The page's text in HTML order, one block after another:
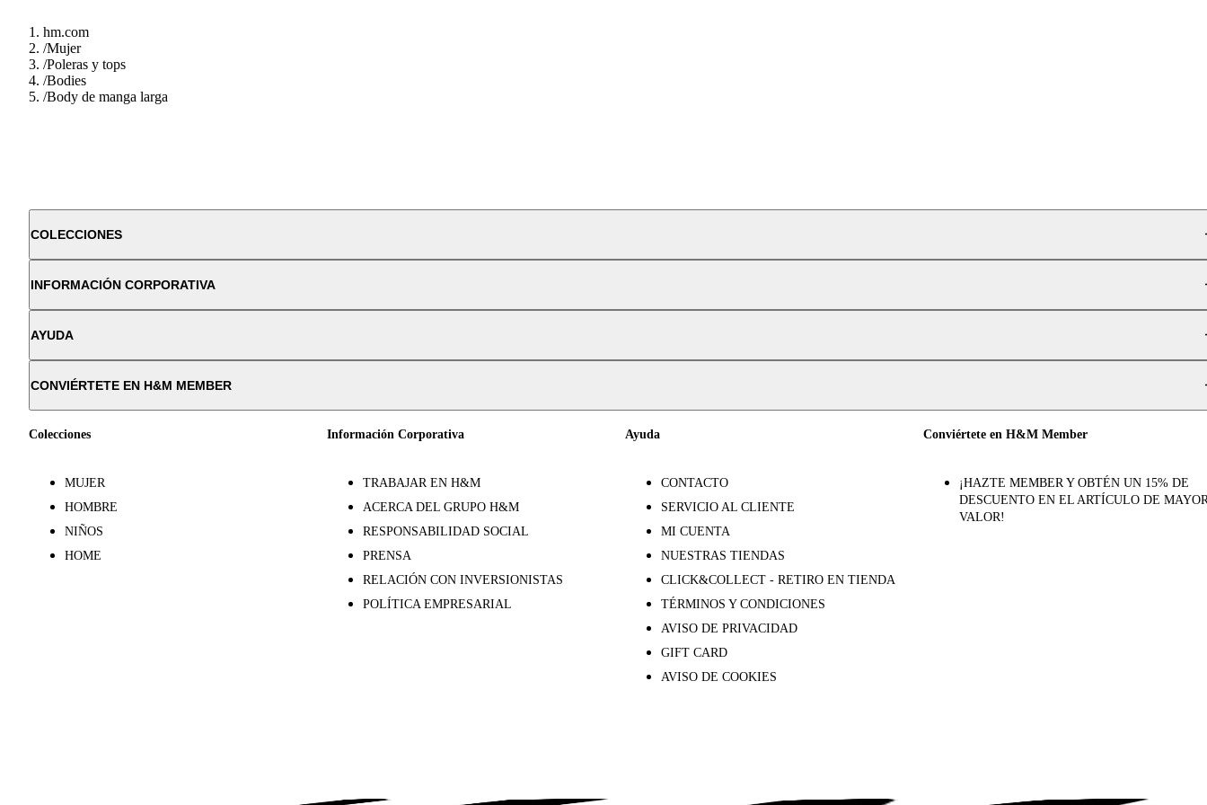
hm.com
/Mujer
/Poleras y tops
/Bodies
/Body de manga larga
COLECCIONES
INFORMACIÓN CORPORATIVA
AYUDA
CONVIÉRTETE EN H&M MEMBER
Colecciones
MUJER
HOMBRE
NIÑOS
HOME
Información Corporativa
TRABAJAR EN H&M
ACERCA DEL GRUPO H&M
RESPONSABILIDAD SOCIAL
PRENSA
RELACIÓN CON INVERSIONISTAS
POLÍTICA EMPRESARIAL
Ayuda
CONTACTO
SERVICIO AL CLIENTE
MI CUENTA
NUESTRAS TIENDAS
CLICK&COLLECT - RETIRO EN TIENDA
TÉRMINOS Y CONDICIONES
AVISO DE PRIVACIDAD
GIFT CARD
AVISO DE COOKIES
Conviértete en H&M Member
¡HAZTE MEMBER Y OBTÉN UN 15% DE
DESCUENTO EN EL ARTÍCULO DE
VALOR!